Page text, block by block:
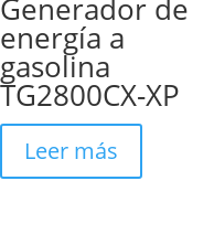
Generador de
energía a
gasolina
TG2800CX-XP
Leer más